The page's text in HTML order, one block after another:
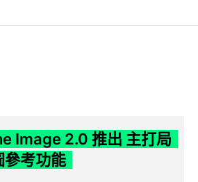
Image 2.0 推出 主打局
參考功能